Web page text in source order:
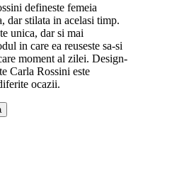
defineste femeia
dar stilata in acelasi timp.
unica, dar si mai
in care ea reuseste sa-si
moment al zilei. Design-
Carla Rossini este
ocazii.